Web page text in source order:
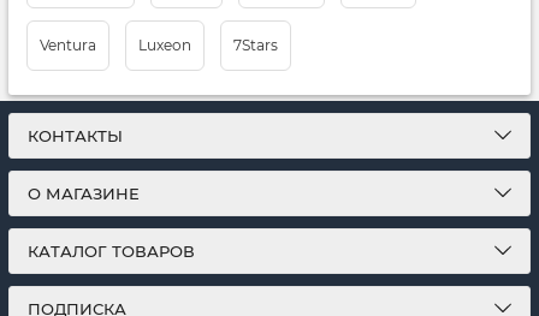
Ventura Luxeon 7Stars
КОНТАКТЫ
О МАГАЗИНЕ
КАТАЛОГ ТОВАРОВ
ПОДПИСКА